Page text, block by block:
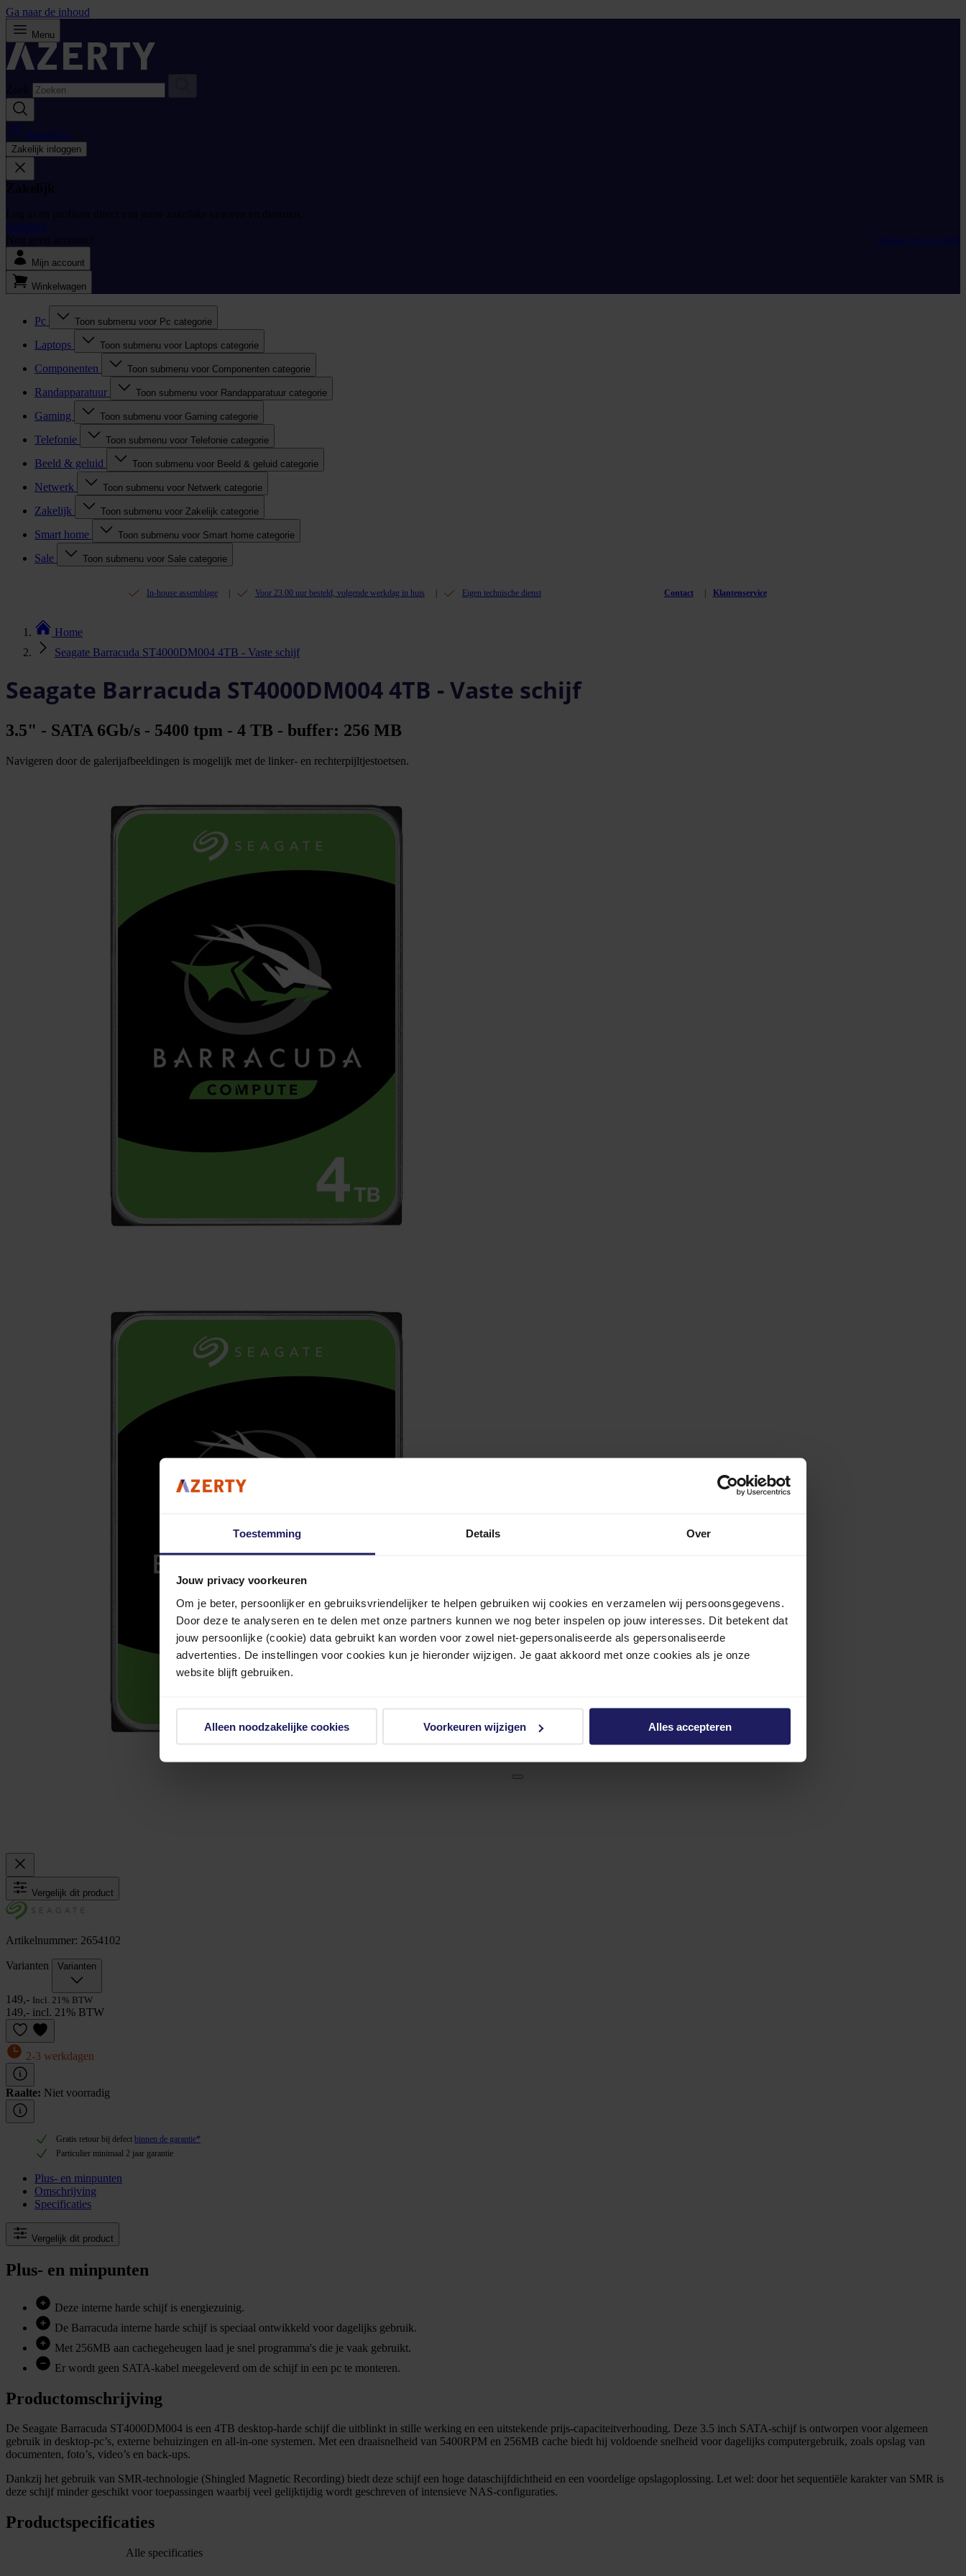
Toestemming Details Over
Jouw privacy voorkeuren
Om je beter, persoonlijker en gebruiksvriendelijker te helpen gebruiken wij cookies en verzamelen wij persoonsgegevens.
Door deze te analyseren en te delen met onze partners kunnen we nog beter inspelen op jouw interesses. Dit betekent dat
jouw persoonlijke (cookie) data gebruikt kan worden voor zowel niet-gepersonaliseerde als gepersonaliseerde
advertenties. De instellingen voor cookies kun je hieronder wijzigen. Je gaat akkoord met onze cookies als je onze
website blijft gebruiken.
Alleen noodzakelijke cookies Voorkeuren wijzigen Alles accepteren
Ga naar de inhoud
Menu
Zoek
Bestellijst
Zakelijk inloggen
Zakelijk
Log in en profiteer direct van jouw zakelijke tarieven en diensten.
Inloggen
Nog geen account?
Maak een account
Mijn account
Winkelwagen
Pc Toon submenu voor Pc categorie
Laptops Toon submenu voor Laptops categorie
Componenten Toon submenu voor Componenten categorie
Randapparatuur Toon submenu voor Randapparatuur categorie
Gaming Toon submenu voor Gaming categorie
Telefonie Toon submenu voor Telefonie categorie
Beeld & geluid Toon submenu voor Beeld & geluid categorie
Netwerk Toon submenu voor Netwerk categorie
Zakelijk Toon submenu voor Zakelijk categorie
Smart home Toon submenu voor Smart home categorie
Sale Toon submenu voor Sale categorie
In-house assemblage Voor 23.00 uur besteld, volgende werkdag in huis Eigen technische dienst Contact Klantenservice
Home
Seagate Barracuda ST4000DM004 4TB - Vaste schijf
Seagate Barracuda ST4000DM004 4TB - Vaste schijf
3.5" - SATA 6Gb/s - 5400 tpm - 4 TB - buffer: 256 MB
Navigeren door de galerijafbeeldingen is mogelijk met de linker- en rechterpijltjestoetsen.
Vergelijk dit product
Artikelnummer: 2654102
Varianten Varianten
149,- Incl. 21% BTW
149,- incl. 21% BTW
2-3 werkdagen
Raalte: Niet voorradig
Gratis retour bij defect binnen de garantie*
Particulier minimaal 2 jaar garantie
Plus- en minpunten
Omschrijving
Specificaties
Vergelijk dit product
Plus- en minpunten
Deze interne harde schijf is energiezuinig.
De Barracuda interne harde schijf is speciaal ontwikkeld voor dagelijks gebruik.
Met 256MB aan cachegeheugen laad je snel programma's die je vaak gebruikt.
Er wordt geen SATA-kabel meegeleverd om de schijf in een pc te monteren.
Productomschrijving
De Seagate Barracuda ST4000DM004 is een 4TB desktop-harde schijf die uitblinkt in stille werking en een uitstekende prijs-capaciteitverhouding. Deze 3.5 inch SATA-schijf is ontworpen voor algemeen
gebruik in desktop-pc’s, externe behuizingen en all-in-one systemen. Met een draaisnelheid van 5400RPM en 256MB cache biedt hij voldoende snelheid voor dagelijks computergebruik, zoals opslag van
documenten, foto’s, video’s en back-ups.
Dankzij het gebruik van SMR-technologie (Shingled Magnetic Recording) biedt deze schijf een hoge dataschijfdichtheid en een voordelige opslagoplossing. Let wel: door het sequentiële karakter van SMR is
deze schijf minder geschikt voor toepassingen waarbij veel gelijktijdig wordt geschreven of intensieve NAS-configuraties.
Productspecificaties
Alle specificaties